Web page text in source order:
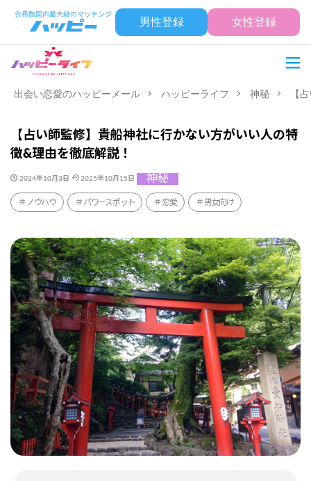
男性登録 女性登録
出会い恋愛のハッピーメール ハッピーライフ 神秘 【
【占い師監修】貴船神社に行かない方がいい人の特
徴&理由を徹底解説！
2024年10月3日 2025年10月15日 神秘
ノウハウ パワースポット 恋愛 男女向け